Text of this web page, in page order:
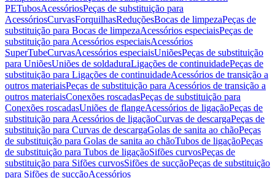
PETubosAcessóriosPeças de substituição para
AcessóriosCurvasForquilhasReduçõesBocas de limpezaPeças de
substituição para Bocas de limpezaAcessórios especiaisPeças de
substituição para Acessórios especiaisAcessórios
SuperTubeCurvasAcessórios especiaisUniõesPeças de substituição
para UniõesUniões de soldaduraLigações de continuidadePeças de
substituição para Ligações de continuidadeAcessórios de transição a
outros materiaisPeças de substituição para Acessórios de transição a
outros materiaisConexões roscadasPeças de substituição para
Conexões roscadasUniões de flangeAcessórios de ligaçãoPeças de
substituição para Acessórios de ligaçãoCurvas de descargaPeças de
substituição para Curvas de descargaGolas de sanita ao chãoPeças
de substituição para Golas de sanita ao chãoTubos de ligaçãoPeças
de substituição para Tubos de ligaçãoSifões curvosPeças de
substituição para Sifões curvosSifões de sucçãoPeças de substituição
para Sifões de sucçãoAcessórios